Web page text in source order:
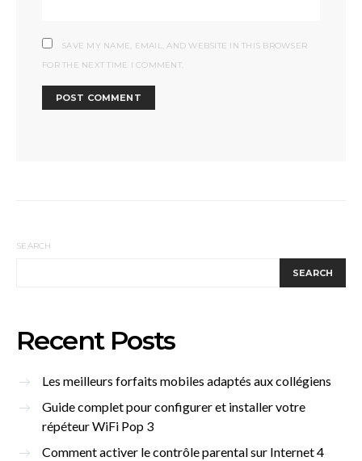
SAVE MY NAME, EMAIL, AND WEBSITE IN THIS BROWSER
FOR THE NEXT TIME I COMMENT.
SEARCH
SEARCH
Recent Posts
Les meilleurs forfaits mobiles adaptés aux collégiens
Guide complet pour configurer et installer votre
répéteur WiFi Pop 3
Comment activer le contrôle parental sur Internet 4